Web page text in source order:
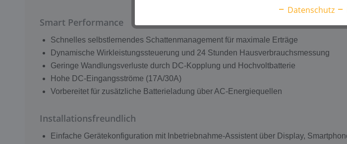
Smart Performance
Schnelles selbstlernendes Schattenmanagement für maximale Erträge
Dynamische Wirkleistungssteuerung und 24 Stunden Hausverbrauchsmessung
Geringe Wandlungsverluste durch DC-Kopplung und Hochvoltbatterie
Hohe DC-Eingangsströme (17A/30A)
Vorbereitet für zusätzliche Batterieladung über AC-Energiequellen
Installationsfreundlich
Einfache Gerätekonfiguration mit Inbetriebnahme-Assistent über Display,
Datenschutz